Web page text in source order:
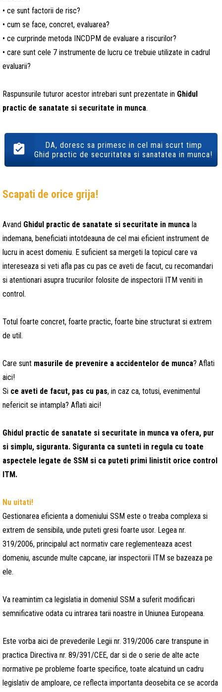
• ce sunt factorii de risc?
• cum se face, concret, evaluarea?
• ce curprinde metoda INCDPM de evaluare a riscurilor?
• care sunt cele 7 instrumente de lucru ce trebuie utilizate in cadrul
evaluarii?
Raspunsurile tuturor acestor intrebari sunt prezentate in Ghidul
practic de sanatate si securitate in munca.
DA, doresc sa primesc in cel mai scurt timp
Ghid practic de securitatea si sanatatea in munca!
Scapati de orice grija!
Avand Ghidul practic de sanatate si securitate in munca la
indemana, beneficiati intotdeauna de cel mai eficient instrument de
lucru in acest domeniu. E suficient sa mergeti la topicul care va
intereseaza si veti afla pas cu pas ce aveti de facut, cu recomandari
si atentionari asupra trucurilor folosite de inspectorii ITM veniti in
control.
Totul foarte concret, foarte practic, foarte bine structurat si extrem
de util.
Care sunt masurile de prevenire a accidentelor de munca? Aflati
aici!
Si ce aveti de facut, pas cu pas, in caz ca, totusi, evenimentul
nefericit se intampla? Aflati aici!
Ghidul practic de sanatate si securitate in munca va ofera, pur
si simplu, siguranta. Siguranta ca sunteti in regula cu toate
aspectele legate de SSM si ca puteti primi linistit orice control
ITM.
Nu uitati!
Gestionarea eficienta a domeniului SSM este o treaba complexa si
extrem de sensibila, unde puteti gresi foarte usor. Legea nr.
319/2006, principalul act normativ care reglementeaza acest
domeniu, ascunde multe capcane, iar inspectorii ITM se bazeaza pe
ele.
Va reamintim ca legislatia in domeniul SSM a suferit modificari
semnificative odata cu intrarea tarii noastre in Uniunea Europeana.
Este vorba aici de prevederile Legii nr. 319/2006 care transpune in
practica Directiva nr. 89/391/CEE, dar si de o serie de alte acte
normative pe probleme foarte specifice, toate alcatuind un cadru
legislativ de amploare, ce reflecta importanta deosebita ce se acorda